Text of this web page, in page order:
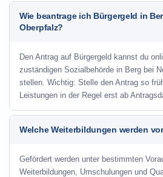
Wie beantrage ich Bürgergeld in
Oberpfalz?
Den Antrag auf Bürgergeld kannst du
zuständigen Sozialbehörde in Berg bei
stellen. Wichtig: Stelle den Antrag so
Leistungen in der Regel erst ab
Welche Weiterbildungen werden
Gefördert werden unter bestimmten
Weiterbildungen, Umschulungen und